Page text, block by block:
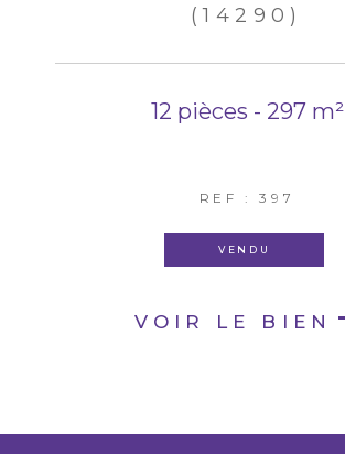
(14290)
12 pièces - 297 m²
REF : 397
VENDU
VOIR LE BIEN